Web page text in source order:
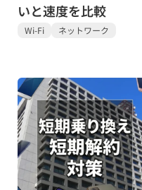
いと速度を比較
Wi-Fi ネットワーク